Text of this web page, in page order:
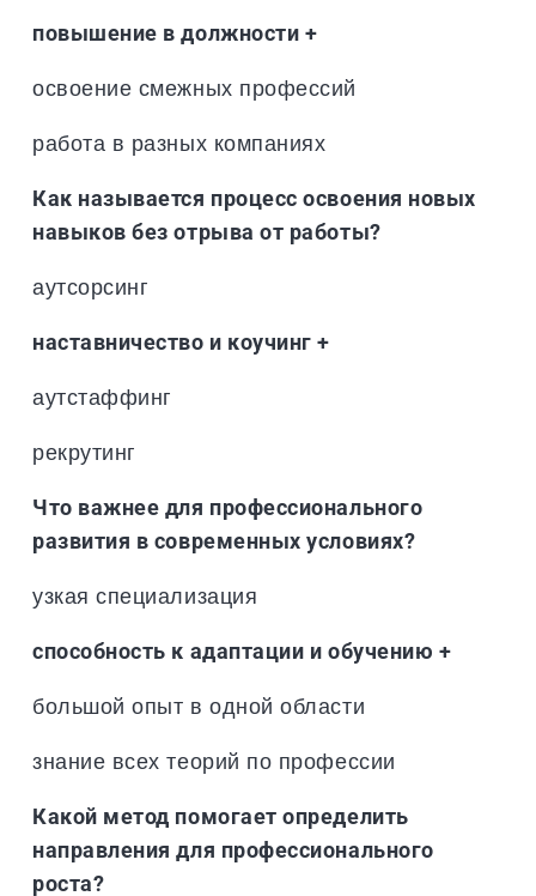
повышение в должности +
освоение смежных профессий
работа в разных компаниях
Как называется процесс освоения новых
навыков без отрыва от работы?
аутсорсинг
наставничество и коучинг +
аутстаффинг
рекрутинг
Что важнее для профессионального
развития в современных условиях?
узкая специализация
способность к адаптации и обучению +
большой опыт в одной области
знание всех теорий по профессии
Какой метод помогает определить
направления для профессионального
роста?